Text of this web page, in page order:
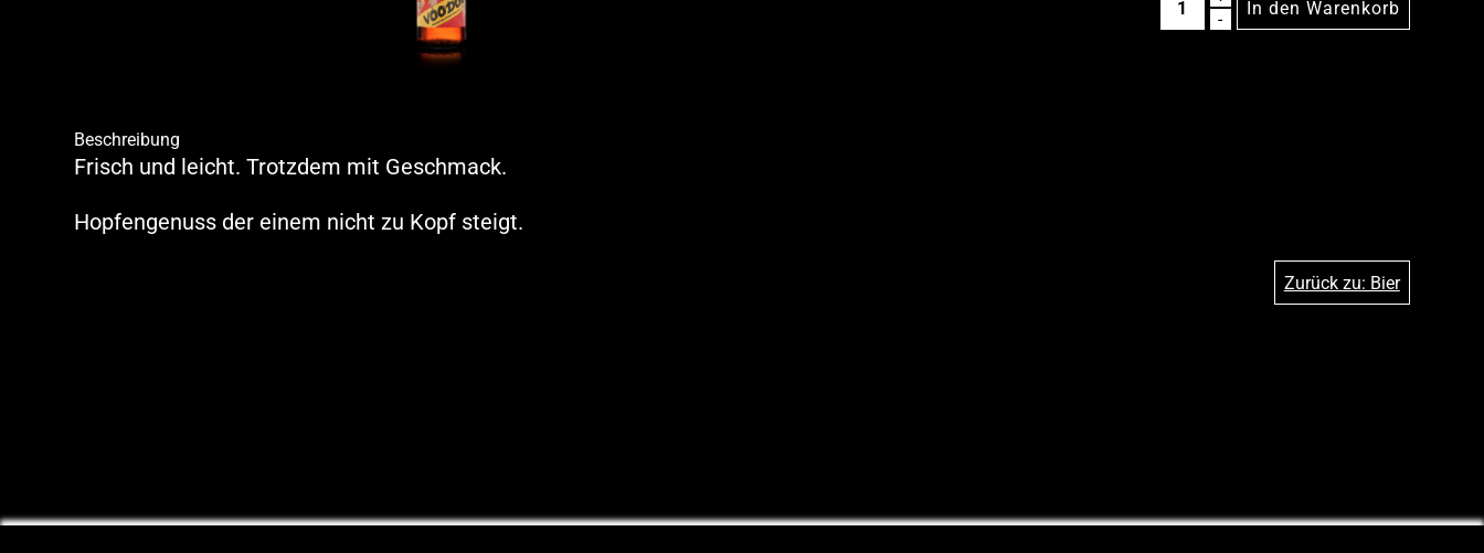
Beschreibung
Frisch und leicht. Trotzdem mit Geschmack.
Hopfengenuss der einem nicht zu Kopf steigt.
Zurück zu: Bier